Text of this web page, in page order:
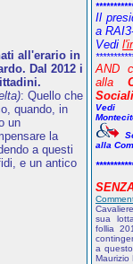
all'erario in
Dal 2012 i
: Quello che
quando, in
un
la
a questi
e un antico
Il
a
Vedi
AND
alla
Vedi
alla
sua
follia
a questo
Maurizio